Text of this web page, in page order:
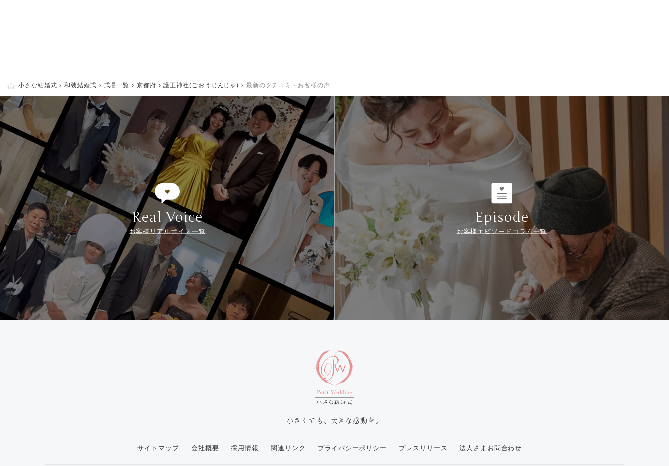
小さな結婚式 和装結婚式 式場一覧 京都府 護王神社(ごおうじんじゃ) 最新のクチコミ・お客様の声
Real Voice
お客様リアルボイス一覧
Episode
お客様エピソードコラム一覧
小さくても、大きな感動を。
サイトマップ 会社概要 採用情報 関連リンク プライバシーポリシー プレスリリース 法人さまお問合わせ